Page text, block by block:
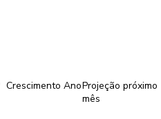
Crescimento AnoProjeção próximo
mês